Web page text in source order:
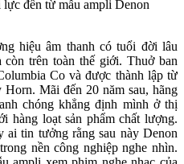
hiệu âm thanh có tuổi đời lâu
trên toàn thế giới. Thuở ban
Co và được thành lập từ
Mãi đến 20 năm sau, hãng
chóng khẳng định mình ở thị
hàng loạt sản phẩm chất lượng.
tin tưởng rằng sau này Denon
nền công nghiệp nghe nhìn.